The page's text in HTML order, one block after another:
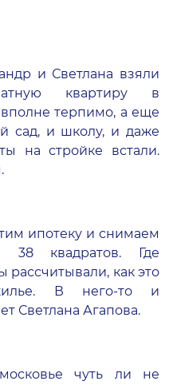
и Светлана взяли
квартиру в
терпимо, а еще
сад, и школу, и даже
на стройке встали.
ипотеку и снимаем
38 квадратов. Где
рассчитывали, как это
В него-то и
Светлана Агапова.
чуть ли не